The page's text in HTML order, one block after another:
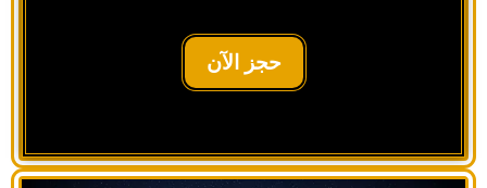
حجز الآن